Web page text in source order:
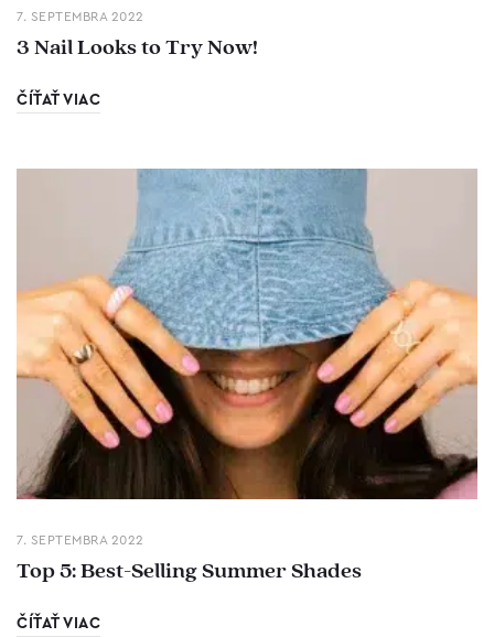
7. SEPTEMBRA 2022
3 Nail Looks to Try Now!
ČÍŤAŤ VIAC
7. SEPTEMBRA 2022
Top 5: Best-Selling Summer Shades
ČÍŤAŤ VIAC